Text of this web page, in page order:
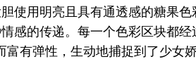
使用明亮且具有通透感的糖果
感的传递。每一个色彩区块都
富有弹性，生动地捕捉到了少女